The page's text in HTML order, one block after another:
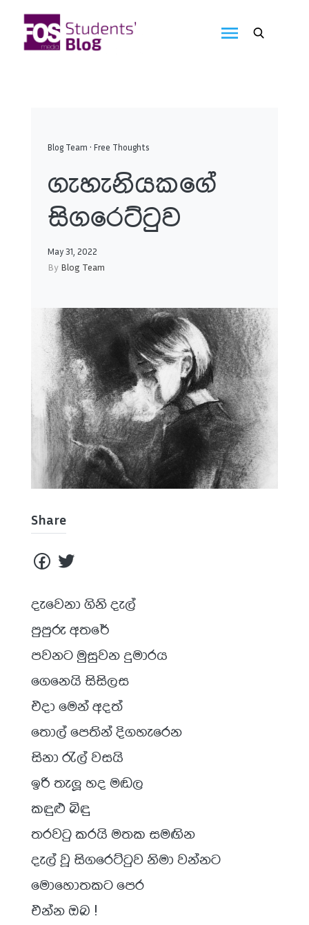
content
Blog Team • Free Thoughts
ගැහැනියකගේ
සිගරෙට්ටුව
May 31, 2022
By Blog Team
Share
දැවෙනා ගිනි දැල්
පුපුරු අතරේ
පවනට මුසුවන දුමාරය
ගෙනෙයි සිසිලස
එදා මෙන් අදත්
තොල් පෙතින් දිගහැරෙන
සිනා රැල් වසයි
ඉරි තැලූ හද මඬල
කඳුළු බිඳු
තරවටු කරයි මතක සමඟින
දැල් වූ සිගරෙට්ටුව නිමා වන්නට
මොහොතකට පෙර
එන්න ඔබ !